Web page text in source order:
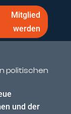
Mitglied
werden
politischen
und der